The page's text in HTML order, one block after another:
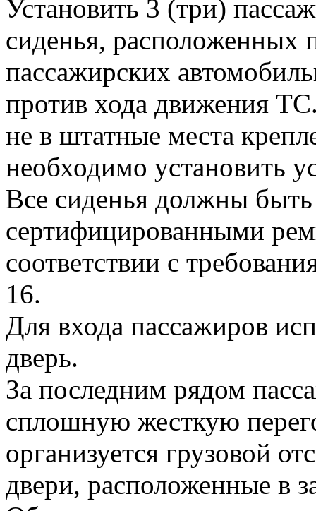
Установить 3 (три)
сиденья,
пассажирских
против хода движения
не в штатные места
необходимо установить
Все сиденья должны
сертифицированными
соответствии с
16.
Для входа пассажиров
дверь.
За последним рядом
сплошную жесткую
организуется грузовой
двери, расположенные в